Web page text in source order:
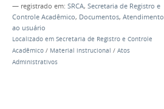
— registrado em: SRCA, Secretaria de Registro e
Controle Acadêmico, Documentos, Atendimento
ao usuário
Localizado em Secretaria de Registro e Controle
Acadêmico / Material instrucional / Atos
Administrativos